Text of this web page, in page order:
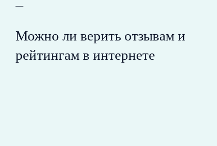
—
Можно ли верить отзывам и
рейтингам в интернете